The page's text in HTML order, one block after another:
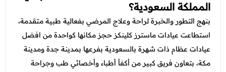
عروض العظام
عروض الانف والاذن والحنجرة
عروض العلاج الطبيعي
المملكة السعودية؟
بنهج التطور والخبرة لراحة وعلاج المرضي بفعالية طبية متقدمة،
استطاعت عيادات ماسترز كلينكز حجز مكانها كواحدة من افضل
عيادات عظام ذات شهرة بالسعودية بفرعها بمدينة جدة ومدينة
مكة، بتعاون فريق كبير من أكفأ أطباء وأخصائي طب وجراحة